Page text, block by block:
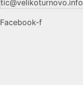
tic@velikoturnovo.info
Facebook-f